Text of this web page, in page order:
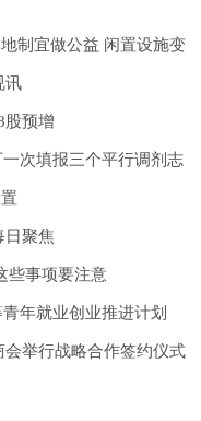
动机的配套:世界速看
制宜做公益 闲置设施变
讯
股预增
次填报三个平行调剂志
日聚焦
些事项要注意
年就业创业推进计划
举行战略合作签约仪式